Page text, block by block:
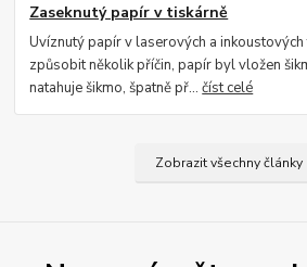
Zaseknutý papír v tiskárně
Uvíznutý papír v laserových a inkoustových
způsobit několik příčin, papír byl vložen
natahuje šikmo, špatně př...číst celé
Zobrazit všechny články